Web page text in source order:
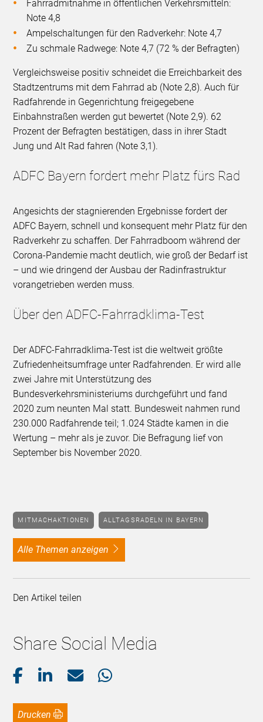
Fahrradmitnahme in öffentlichen Verkehrsmitteln:
Note 4,8
Ampelschaltungen für den Radverkehr: Note 4,7
Zu schmale Radwege: Note 4,7 (72 % der Befragten)
Vergleichsweise positiv schneidet die Erreichbarkeit des
Stadtzentrums mit dem Fahrrad ab (Note 2,8). Auch für
Radfahrende in Gegenrichtung freigegebene
Einbahnstraßen werden gut bewertet (Note 2,9). 62
Prozent der Befragten bestätigen, dass in ihrer Stadt
Jung und Alt Rad fahren (Note 3,1).
ADFC Bayern fordert mehr Platz fürs Rad
Angesichts der stagnierenden Ergebnisse fordert der
ADFC Bayern, schnell und konsequent mehr Platz für den
Radverkehr zu schaffen. Der Fahrradboom während der
Corona-Pandemie macht deutlich, wie groß der Bedarf ist
– und wie dringend der Ausbau der Radinfrastruktur
vorangetrieben werden muss.
Über den ADFC-Fahrradklima-Test
Der ADFC-Fahrradklima-Test ist die weltweit größte
Zufriedenheitsumfrage unter Radfahrenden. Er wird alle
zwei Jahre mit Unterstützung des
Bundesverkehrsministeriums durchgeführt und fand
2020 zum neunten Mal statt. Bundesweit nahmen rund
230.000 Radfahrende teil; 1.024 Städte kamen in die
Wertung – mehr als je zuvor. Die Befragung lief von
September bis November 2020.
MITMACHAKTIONEN ALLTAGSRADELN IN BAYERN
alle Themen anzeigen
Den Artikel teilen
Share Social Media
Drucken